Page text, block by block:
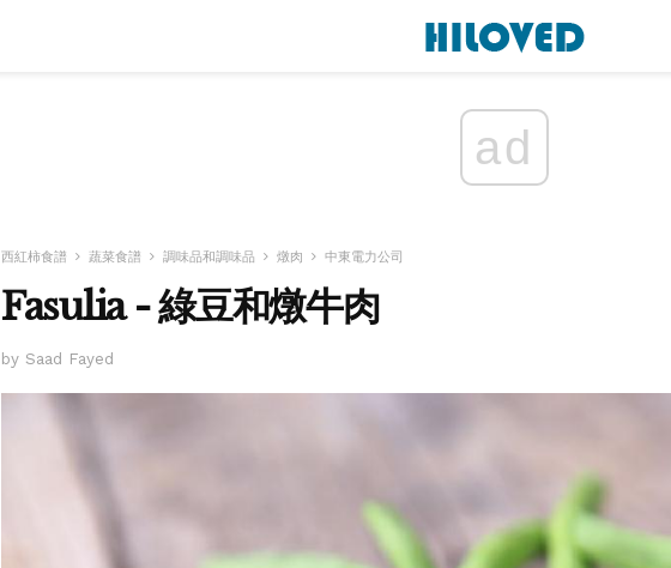
ad
西紅柿食譜 蔬菜食譜 調味品和調味品 燉肉 中東電力公司
Fasulia - 綠豆和燉牛肉
by Saad Fayed